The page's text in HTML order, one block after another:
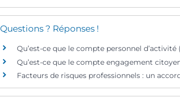
Questions ? Réponses !
Qu’est-ce que le compte personnel d’activité
Qu’est-ce que le compte engagement
Facteurs de risques professionnels : un